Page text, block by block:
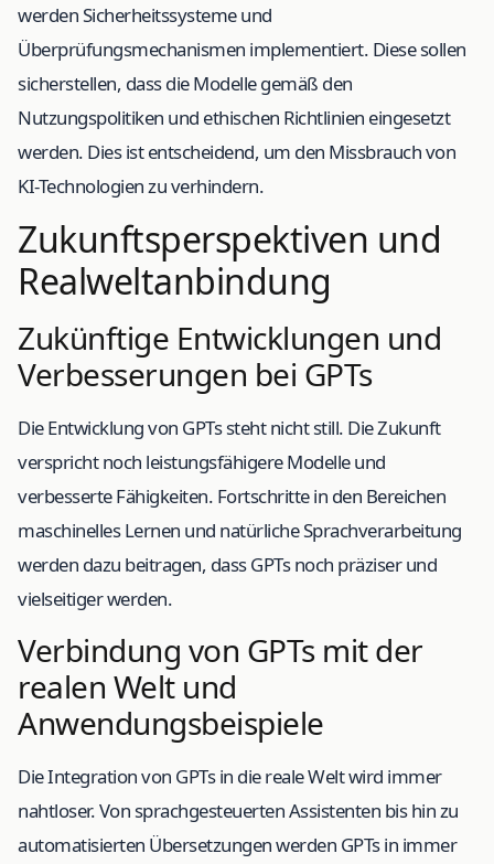
werden Sicherheitssysteme und
Überprüfungsmechanismen implementiert. Diese sollen
sicherstellen, dass die Modelle gemäß den
Nutzungspolitiken und ethischen Richtlinien eingesetzt
werden. Dies ist entscheidend, um den Missbrauch von
KI-Technologien zu verhindern.
Zukunftsperspektiven und
Realweltanbindung
Zukünftige Entwicklungen und
Verbesserungen bei GPTs
Die Entwicklung von GPTs steht nicht still. Die Zukunft
verspricht noch leistungsfähigere Modelle und
verbesserte Fähigkeiten. Fortschritte in den Bereichen
maschinelles Lernen und natürliche Sprachverarbeitung
werden dazu beitragen, dass GPTs noch präziser und
vielseitiger werden.
Verbindung von GPTs mit der
realen Welt und
Anwendungsbeispiele
Die Integration von GPTs in die reale Welt wird immer
nahtloser. Von sprachgesteuerten Assistenten bis hin zu
automatisierten Übersetzungen werden GPTs in immer